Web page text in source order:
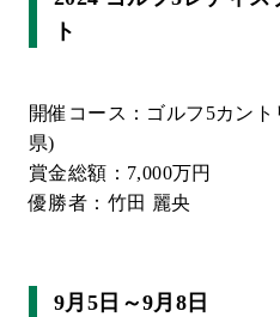
ト
開催コース：ゴルフ5カン
県)
賞金総額：7,000万円
優勝者：竹田 麗央
9月5日～9月8日